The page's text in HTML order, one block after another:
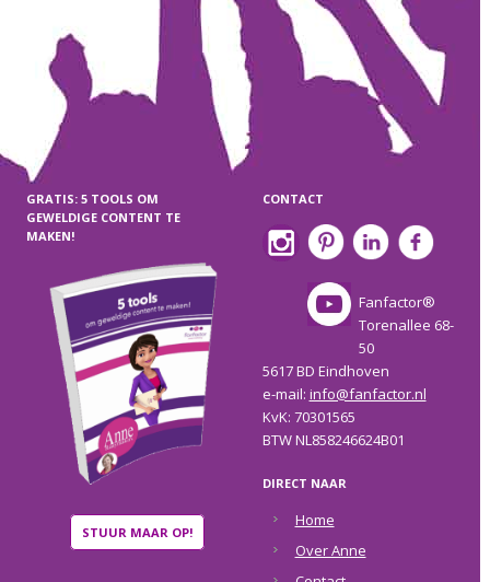
GRATIS: 5 TOOLS OM
GEWELDIGE CONTENT TE
MAKEN!
STUUR MAAR OP!
CONTACT
Fanfactor®
Torenallee 68-
50
5617 BD Eindhoven
e-mail: info@fanfactor.nl
KvK: 70301565
BTW NL858246624B01
DIRECT NAAR
Home
Over Anne